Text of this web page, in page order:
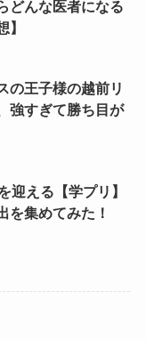
どんな医者になる
】
の王子様の越前リ
強すぎて勝ち目が
迎える【学プリ】
を集めてみた！